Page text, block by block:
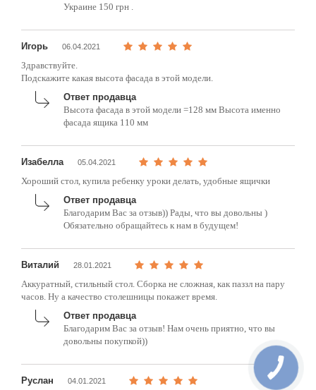
Украине 150 грн .
Игорь 06.04.2021
Здравствуйте.
Подскажите какая высота фасада в этой модели.
Ответ продавца
Высота фасада в этой модели =128 мм Высота именно
фасада ящика 110 мм
Изабелла 05.04.2021
Хороший стол, купила ребенку уроки делать, удобные ящички
Ответ продавца
Благодарим Вас за отзыв)) Рады, что вы довольны )
Обязательно обращайтесь к нам в будущем!
Виталий 28.01.2021
Аккуратный, стильный стол. Сборка не сложная, как паззл на пару
часов. Ну а качество столешницы покажет время.
Ответ продавца
Благодарим Вас за отзыв! Нам очень приятно, что вы
довольны покупкой))
Руслан 04.01.2021